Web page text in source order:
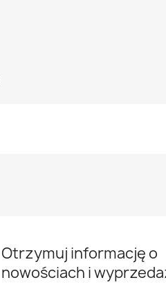
Otrzymuj informację o
nowościach i